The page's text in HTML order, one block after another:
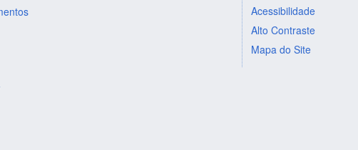
Acessibilidade
Alto Contraste
Mapa do Site